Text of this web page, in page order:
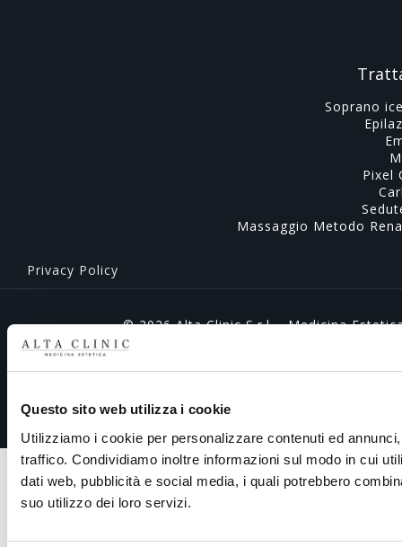
Questo sito web utilizza i cookie
Utilizziamo i cookie per personalizzare contenuti ed
traffico. Condividiamo inoltre informazioni sul modo in cui
dati web, pubblicità e social media, i quali potrebbero
suo utilizzo dei loro servizi.
Soprano
Pixel
Massaggio Metodo
Privacy Policy
© 2026 Alta Clinic S.r.l. - Medicina
da